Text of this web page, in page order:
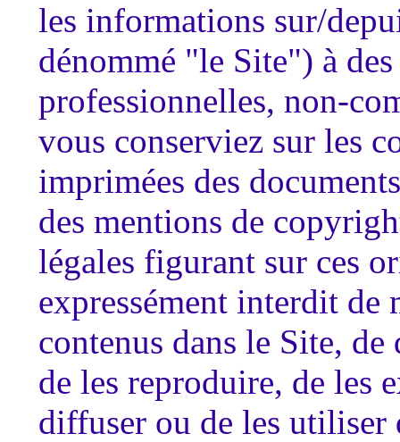
les informations sur/
dénommé "le Site") à
professionnelles, non-
vous conserviez sur les
imprimées des
des mentions de
légales figurant sur ces
expressément interdit de
contenus dans le Site,
de les reproduire, de les
diffuser ou de les utiliser